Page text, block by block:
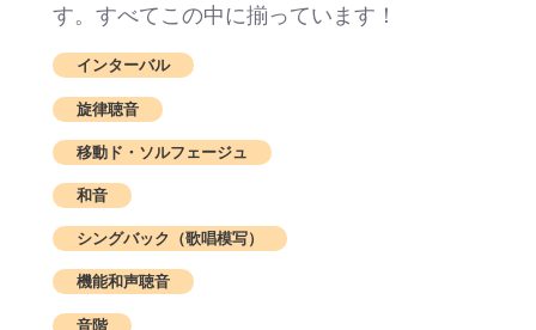
す。すべてこの中に揃っています！
インターバル
旋律聴音
移動ド・ソルフェージュ
和音
シングバック（歌唱模写）
機能和声聴音
音階